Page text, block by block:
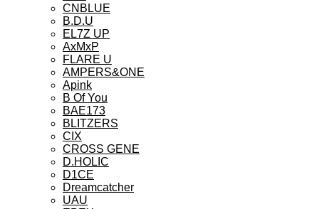
CNBLUE
B.D.U
EL7Z UP
AxMxP
FLARE U
AMPERS&ONE
Apink
B Of You
BAE173
BLITZERS
CIX
CROSS GENE
D.HOLIC
D1CE
Dreamcatcher
UAU